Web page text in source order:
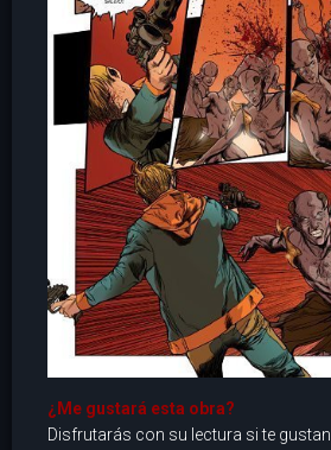
¿Me gustará esta obra?
Disfrutarás con su lectura si te gustan